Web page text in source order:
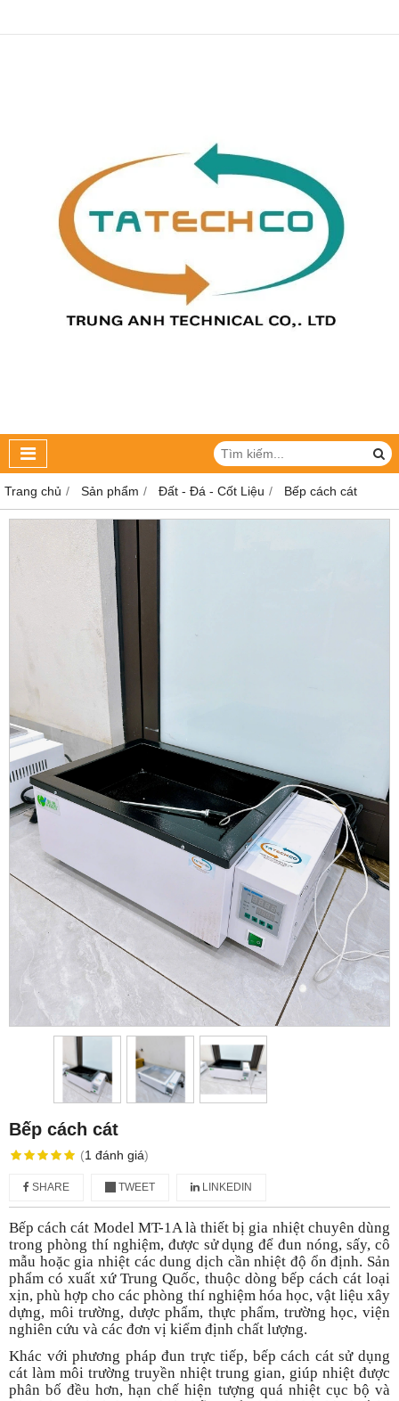
Trang chủ Sản phẩm Đất - Đá - Cốt Liệu Bếp cách cát
Bếp cách cát
(1 đánh giá)
SHARE TWEET LINKEDIN
Bếp cách cát Model MT-1A là thiết bị gia nhiệt chuyên dùng
trong phòng thí nghiệm, được sử dụng để đun nóng, sấy, cô
mẫu hoặc gia nhiệt các dung dịch cần nhiệt độ ổn định. Sản
phẩm có xuất xứ Trung Quốc, thuộc dòng bếp cách cát loại
xịn, phù hợp cho các phòng thí nghiệm hóa học, vật liệu xây
dựng, môi trường, dược phẩm, thực phẩm, trường học, viện
nghiên cứu và các đơn vị kiểm định chất lượng.
Khác với phương pháp đun trực tiếp, bếp cách cát sử dụng
cát làm môi trường truyền nhiệt trung gian, giúp nhiệt được
phân bố đều hơn, hạn chế hiện tượng quá nhiệt cục bộ và